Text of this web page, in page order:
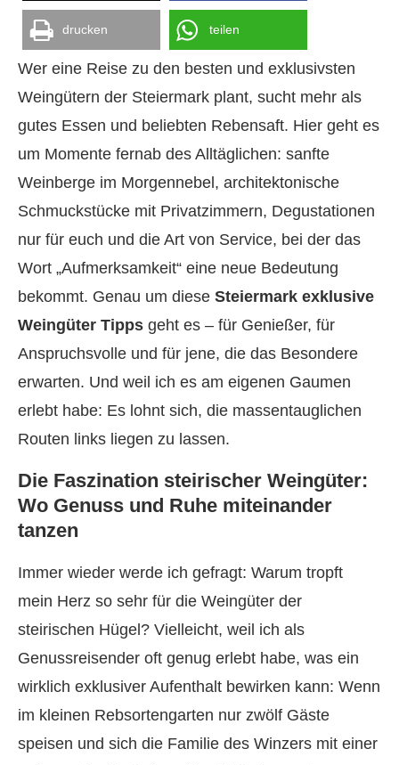
drucken teilen
Wer eine Reise zu den besten und exklusivsten
Weingütern der Steiermark plant, sucht mehr als
gutes Essen und beliebten Rebensaft. Hier geht es
um Momente fernab des Alltäglichen: sanfte
Weinberge im Morgennebel, architektonische
Schmuckstücke mit Privatzimmern, Degustationen
nur für euch und die Art von Service, bei der das
Wort „Aufmerksamkeit“ eine neue Bedeutung
bekommt. Genau um diese Steiermark exklusive
Weingüter Tipps geht es – für Genießer, für
Anspruchsvolle und für jene, die das Besondere
erwarten. Und weil ich es am eigenen Gaumen
erlebt habe: Es lohnt sich, die massentauglichen
Routen links liegen zu lassen.
Die Faszination steirischer Weingüter:
Wo Genuss und Ruhe miteinander
tanzen
Immer wieder werde ich gefragt: Warum tropft
mein Herz so sehr für die Weingüter der
steirischen Hügel? Vielleicht, weil ich als
Genussreisender oft genug erlebt habe, was ein
wirklich exklusiver Aufenthalt bewirken kann: Wenn
im kleinen Rebsortengarten nur zwölf Gäste
speisen und sich die Familie des Winzers mit einer